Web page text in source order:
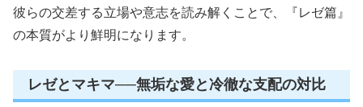
彼らの交差する立場や意志を読み解くことで、『レゼ篇』
の本質がより鮮明になります。
レゼとマキマ──無垢な愛と冷徹な支配の対比